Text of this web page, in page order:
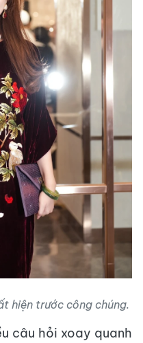
hiện trước công chúng.
câu hỏi xoay quanh